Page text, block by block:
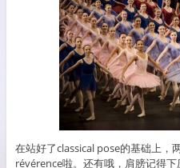
在站好了classical pose的基础上，
révérence啦。还有哦，肩膀记得